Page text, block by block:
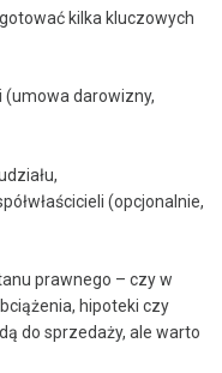
kilka kluczowych
(umowa darowizny,
(opcjonalnie,
prawnego – czy w
hipoteki czy
do sprzedaży, ale warto